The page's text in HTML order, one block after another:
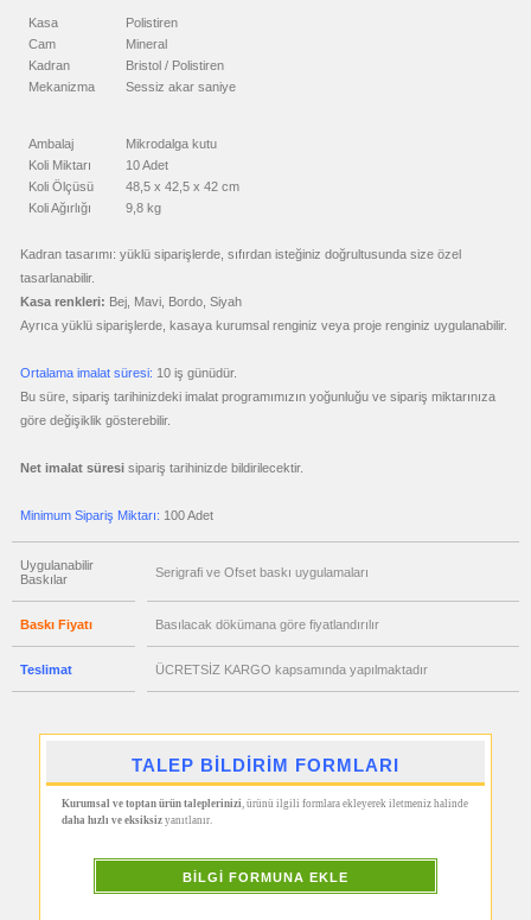
Kasa
Polistiren
Cam
Mineral
Kadran
Bristol / Polistiren
Mekanizma
Sessiz akar saniye
Ambalaj
Mikrodalga kutu
Koli Miktarı
10 Adet
Koli Ölçüsü
48,5 x 42,5 x 42 cm
Koli Ağırlığı
9,8 kg
Kadran tasarımı: yüklü siparişlerde, sıfırdan isteğiniz doğrultusunda size özel
tasarlanabilir.
Kasa renkleri: Bej, Mavi, Bordo, Siyah
Ayrıca yüklü siparişlerde, kasaya kurumsal renginiz veya proje renginiz uygulanabilir.
Ortalama imalat süresi: 10 iş günüdür.
Bu süre, sipariş tarihinizdeki imalat programımızın yoğunluğu ve sipariş miktarınıza
göre değişiklik gösterebilir.
Net imalat süresi sipariş tarihinizde bildirilecektir.
Minimum Sipariş Miktarı: 100 Adet
Uygulanabilir
Baskılar
Serigrafi ve Ofset baskı uygulamaları
Baskı Fiyatı Basılacak dökümana göre fiyatlandırılır
Teslimat ÜCRETSİZ KARGO kapsamında yapılmaktadır
TALEP BİLDİRİM FORMLARI
Kurumsal ve toptan ürün taleplerinizi, ürünü ilgili formlara ekleyerek iletmeniz halinde
daha hızlı ve eksiksizyanıtlanır.
BİLGİ FORMUNA EKLE
Seti
promosyon
&
Mezura
promosyon
Çakı
&
promosyon
Çakmak
&
Çanta
Askısı
promosyon
Şarj
promosyon
Flash
Bellek
promosyon
Kalem
Seti
promosyon
Kalemlik
Kartvizitlik
Radyo
promosyon
Takvim
Bloknot
Bardak